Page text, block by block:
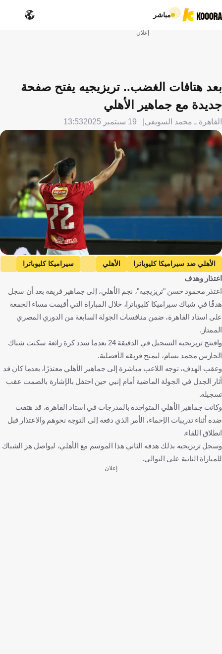
مباشر
إعلان
بعد هتافات الغضب.. تريزيجيه يفتح صفحة
جديدة مع جماهير الأهلي
القاهرة ـ محمد السويفي 19 سبتمبر 2025 13:53
الأهلي ضد سيراميكا كليوباترا الأهلي
سيراميكا كليوباترا
الدوري المصري الممتاز
اعتذار وهدف
اعتذر محمود حسن "تريزيجيه"، نجم الأهلي، إلى جماهير فريقه بعد أن سجل
هدفًا في شباك سيراميكا كليوباترا، خلال المباراة التي أقيمت مساء الجمعة
على استاد القاهرة، ضمن منافسات الجولة السابعة من الدوري المصري
الممتاز.
وافتتح تريزيجيه التسجيل في الدقيقة 24 بعدما سدد كرة رائعة سكنت شباك
الحارس محمد بسام، ليمنح فريقه الأفضلية.
وعقب الهدف، توجه اللاعب مباشرة إلى جماهير الأهلي معتذرًا، بعدما كان قد
أثار الجدل في الجولة الماضية أمام إنبي حين احتفل بالإشارة بالصمت عقب
تسجيله.
وكانت جماهير الأهلي المتواجدة بالمدرجات في استاد القاهرة، قد هتفت
ضده أثناء تدريبات الإحماء، الأمر الذي دفعه إلى التوجه نحوهم والاعتذار قبل
انطلاق اللقاء.
وسجل تريزيجيه بذلك هدفه الثاني هذا الموسم مع الأهلي، ليواصل هز الشباك
للمباراة الثانية على التوالي.
إعلان